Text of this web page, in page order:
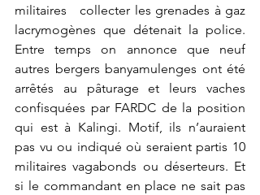
militaires   collecter les grenades à gaz
lacrymogènes que détenait la police.
Entre temps on annonce que neuf
autres bergers banyamulenges ont été
arrêtés au pâturage et leurs vaches
confisquées par FARDC de la position
qui est à Kalingi. Motif, ils n’auraient
pas vu ou indiqué où seraient partis 10
militaires vagabonds ou déserteurs. Et
si le commandant en place ne sait pas